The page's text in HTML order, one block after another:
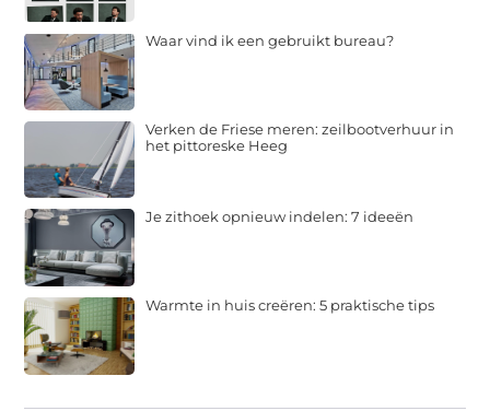
Waar vind ik een gebruikt bureau?
Verken de Friese meren: zeilbootverhuur in
het pittoreske Heeg
Je zithoek opnieuw indelen: 7 ideeën
Warmte in huis creëren: 5 praktische tips